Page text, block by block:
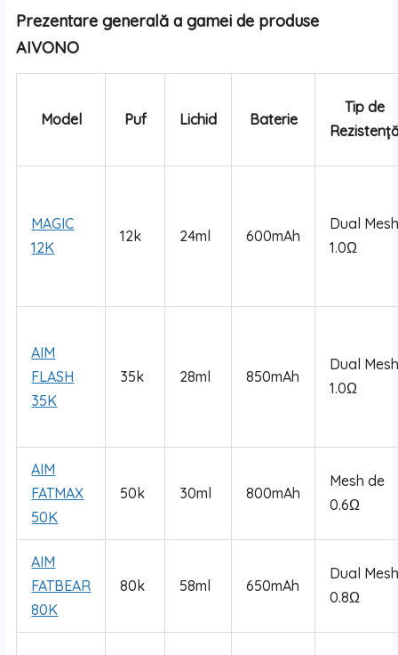
Prezentare generală a gamei de produse
AIVONO
Model Puf Lichid Baterie
Tip de
MAGIC
12K
12k 24ml 600mAh
Dual
1.0Ω
AIM
FLASH
35K
35k 28ml 850mAh
Dual
1.0Ω
AIM
FATMAX
50K
50k 30ml 800mAh
Mesh de
0.6Ω
AIM
FATBEAR
80K
80k 58ml 650mAh
Dual
0.8Ω